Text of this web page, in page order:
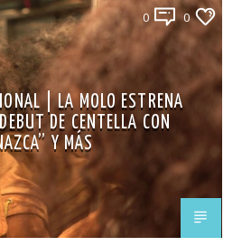
0 0
| LA MOLO ESTRENA
DE CENTELLA CON
Y MÁS